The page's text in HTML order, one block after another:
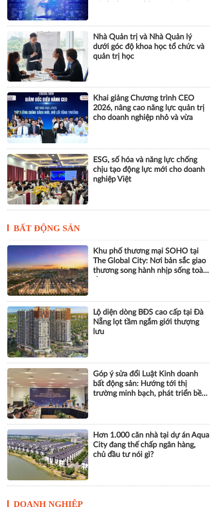
KHOA HỌC QUẢN LÝ
Yêu cầu sửa đổi Bộ luật Hình sự
Việt Nam và tham khảo tái cấu
trúc trách nhiệm hình sự một số
Nhà Quản trị và Nhà Quản lý
dưới góc độ khoa học tổ chức và
quản trị học
Khai giảng Chương trình CEO
2026, nâng cao năng lực quản trị
cho doanh nghiệp nhỏ và vừa
BẤT ĐỘNG SẢN
Khu phố thương mại SOHO tại
The Global City: Nơi bản sắc giao
thương song hành nhịp sống toàn
Lộ diện dòng BĐS cao cấp tại Đà
Nẵng lọt tầm ngắm giới thượng
lưu
Góp ý sửa đổi Luật Kinh doanh
bất động sản: Hướng tới thị
trường minh bạch, phát triển bền